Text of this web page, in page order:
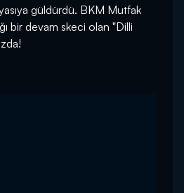
güldürdü. BKM Mutfak
bir devam skeci olan "Dilli